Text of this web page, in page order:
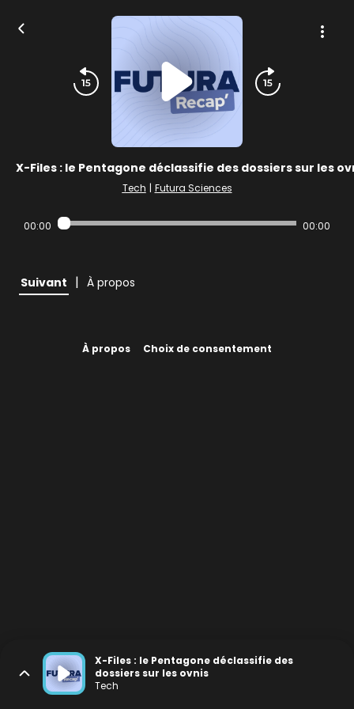
X-Files : le Pentagone déclassifie des dossiers sur les
Tech | Futura Sciences
00:00 00:00
Suivant | À propos
À propos Choix de consentement
X-Files : le Pentagone déclassifie des
dossiers sur les ovnis
Tech